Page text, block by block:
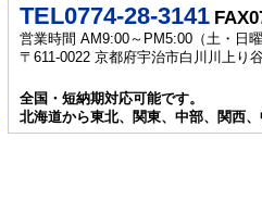
TEL0774-28-3141
営業時間 AM9:00～PM5:00（土・日
〒611-0022 京都府宇治市白川川上り
全国・短納期対応可能です。
北海道から東北、関東、中部、関西